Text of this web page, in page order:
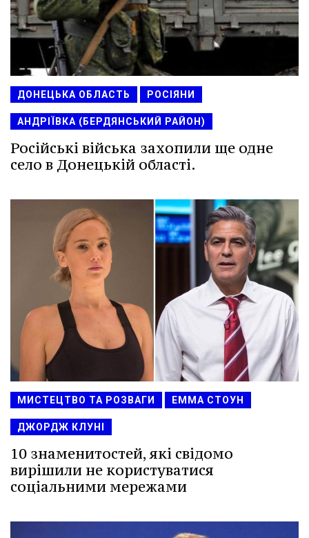
ДОНЕЦЬКА ОБЛАСТЬ РОСІЯНИ
АНДРІЇВКА (БЕРДЯНСЬКИЙ РАЙОН)
Російські війська захопили ще одне
село в Донецькій області.
МИСТЕЦТВО ТА РОЗВАГИ ЕММА СТОУН
ДЖОРДЖ КЛУНІ
10 знаменитостей, які свідомо
вирішили не користуватися
соціальними мережами